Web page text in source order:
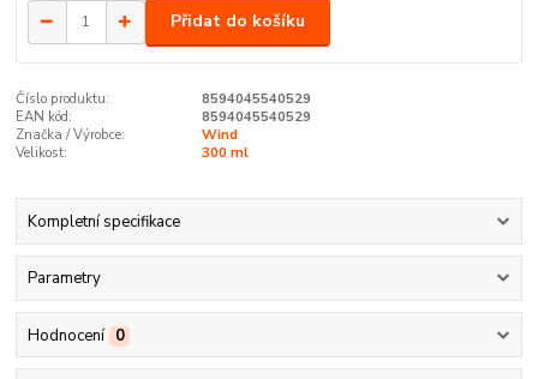
Přidat do košíku
Číslo produktu:
8594045540529
EAN kód:
8594045540529
Značka / Výrobce:
Wind
Velikost:
300 ml
Kompletní specifikace
Parametry
Hodnocení 0